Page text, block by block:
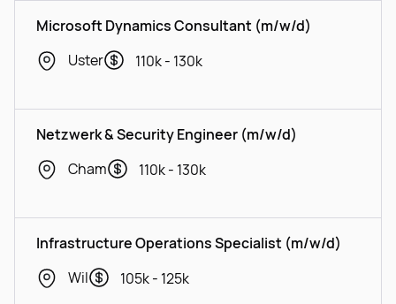
Microsoft Dynamics Consultant (m/w/d)
Uster
110k - 130k
Netzwerk & Security Engineer (m/w/d)
Cham
110k - 130k
Infrastructure Operations Specialist (m/w/d)
Wil
105k - 125k